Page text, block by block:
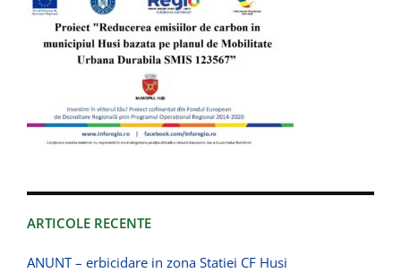
ARTICOLE RECENTE
ANUNT – erbicidare in zona Statiei CF Husi